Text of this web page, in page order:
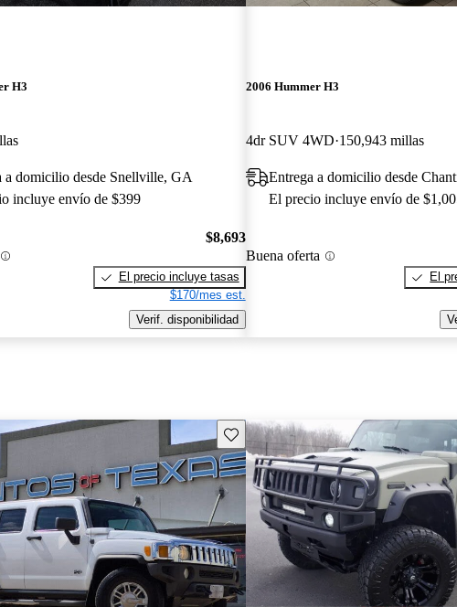
H3
a domicilio desde Snellville, GA
incluye envío de $399
$8,693
El precio incluye tasas
$170/mes est.
Verif. disponibilidad
2006 Hummer H3
4dr SUV 4WD 150,943 millas
Entrega a domicilio desde
El precio incluye envío de
Buena oferta
El
Guarda este Aviso